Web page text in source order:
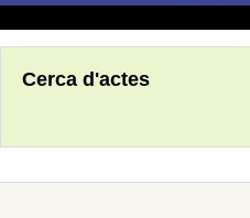
Cerca d'actes